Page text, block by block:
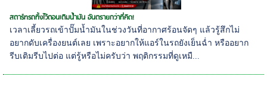
สตาร์ทรถทิ้งไว้ตอนเติมน้ำมัน อันตรายกว่าที่คิด!
เวลาเลี้ยวรถเข้าปั๊มน้ำมันในช่วงวันที่อากาศร้อนจัดๆ แล้วรู้สึกไม่
อยากดับเครื่องยนต์เลย เพราะอยากให้แอร์ในรถยังเย็นฉ่ำ หรืออยาก
รีบเติมรีบไปต่อ แต่รู้หรือไม่ครับว่า พฤติกรรมที่ดูเหมื...